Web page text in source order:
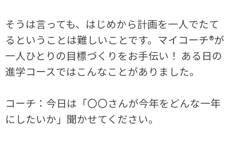
そうは言っても、はじめから計画を一人でたて
るということは難しいことです。マイコーチ®が
一人ひとりの目標づくりをお手伝い！ ある日の
進学コースではこんなことがありました。
コーチ：今日は「〇〇さんが今年をどんな一年
にしたいか」聞かせてください。